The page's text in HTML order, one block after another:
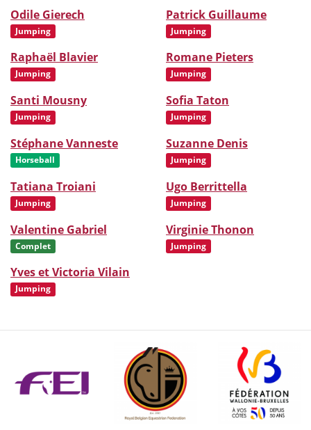
Odile Gierech
Jumping
Patrick Guillaume
Jumping
Raphaël Blavier
Jumping
Romane Pieters
Jumping
Santi Mousny
Jumping
Sofia Taton
Jumping
Stéphane Vanneste
Horseball
Suzanne Denis
Jumping
Tatiana Troiani
Jumping
Ugo Berrittella
Jumping
Valentine Gabriel
Complet
Virginie Thonon
Jumping
Yves et Victoria Vilain
Jumping